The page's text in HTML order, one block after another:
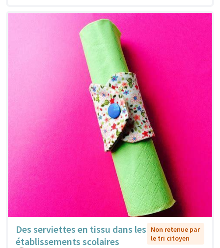
Des serviettes en tissu dans les
établissements scolaires
Non retenue par
le tri citoyen